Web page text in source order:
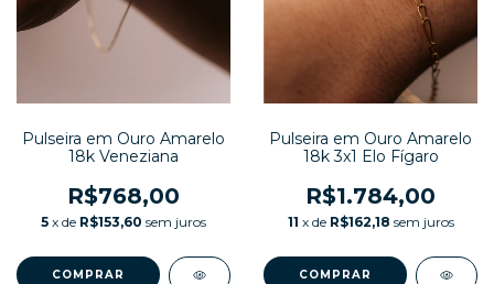
Pulseira em Ouro Amarelo
18k Veneziana
R$768,00
5 x de R$153,60 sem juros
COMPRAR
Pulseira em Ouro Amarelo
18k 3x1 Elo Fígaro
R$1.784,00
11 x de R$162,18 sem juros
COMPRAR